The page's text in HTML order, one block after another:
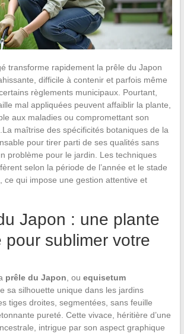
transforme rapidement la prêle du Japon
difficile à contenir et parfois même
règlements municipaux. Pourtant,
mal appliquées peuvent affaiblir la plante,
aux maladies ou compromettant son
maîtrise des spécificités botaniques de la
pour tirer parti de ses qualités sans
problème pour le jardin. Les techniques
selon la période de l’année et le stade
ce qui impose une gestion attentive et
Japon : une plante
pour sublimer votre
prêle du Japon , ou equisetum
sa silhouette unique dans les jardins
tiges droites, segmentées, sans feuille
pureté. Cette vivace, héritière d’une
intrigue par son aspect graphique